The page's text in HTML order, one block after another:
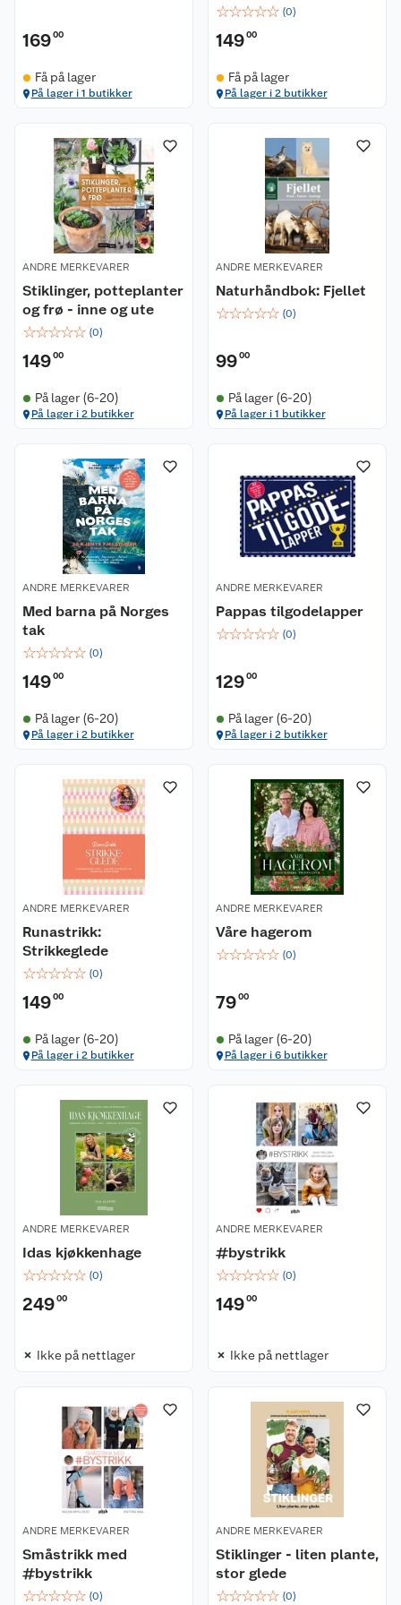
16900
Få på lager
På lager i 1 butikker
☆☆☆☆☆ (0)
14900
Få på lager
På lager i 2 butikker
ANDRE MERKEVARER
Stiklinger, potteplanter
og frø - inne og ute
☆☆☆☆☆ (0)
14900
På lager (6-20)
På lager i 2 butikker
ANDRE MERKEVARER
Naturhåndbok: Fjellet
☆☆☆☆☆ (0)
9900
På lager (6-20)
På lager i 1 butikker
ANDRE MERKEVARER
Med barna på Norges
tak
☆☆☆☆☆ (0)
14900
På lager (6-20)
På lager i 2 butikker
ANDRE MERKEVARER
Pappas tilgodelapper
☆☆☆☆☆ (0)
12900
På lager (6-20)
På lager i 2 butikker
ANDRE MERKEVARER
Runastrikk:
Strikkeglede
☆☆☆☆☆ (0)
14900
På lager (6-20)
På lager i 2 butikker
ANDRE MERKEVARER
Våre hagerom
☆☆☆☆☆ (0)
7900
På lager (6-20)
På lager i 6 butikker
ANDRE MERKEVARER
Idas kjøkkenhage
☆☆☆☆☆ (0)
24900
Ikke på nettlager
ANDRE MERKEVARER
#bystrikk
☆☆☆☆☆ (0)
14900
Ikke på nettlager
ANDRE MERKEVARER
Småstrikk med
#bystrikk
☆☆☆☆☆ (0)
ANDRE MERKEVARER
Stiklinger - liten plante,
stor glede
☆☆☆☆☆ (0)
Om oss
Nyheter
Våre butikker
Våre merkevarer
Coop kjeder
Ledige stillinger
Kontakt oss
Angre- og returrett
Reklamasjon og garanti
Ofte stilte spørsmål
Betalingsalternativer